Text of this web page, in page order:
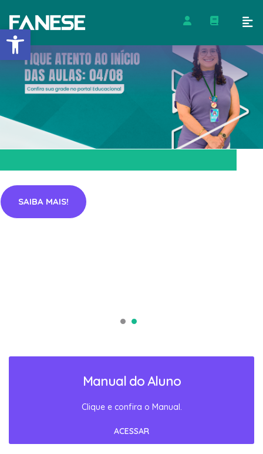
Barra de Ferramentas
SAIBA MAIS!
Manual do Aluno
Clique e confira o Manual.
ACESSAR